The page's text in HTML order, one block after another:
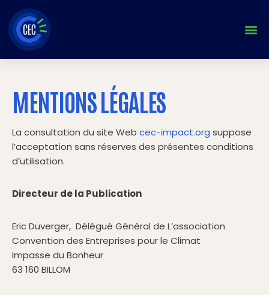
Aller
au
contenu
MENTIONS LÉGALES
La consultation du site Web cec-impact.org suppose
l’acceptation sans réserves des présentes conditions
d’utilisation.
Directeur de la Publication
Eric Duverger, Délégué Général de L’association
Convention des Entreprises pour le Climat
Impasse du Bonheur
63 160 BILLOM